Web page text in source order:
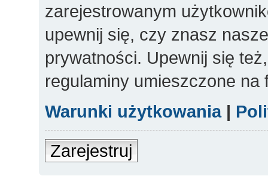
zarejestrowanym
upewnij się, czy znasz
prywatności. Upewnij się
regulaminy umieszczone na
Warunki użytkowania|
Zarejestruj